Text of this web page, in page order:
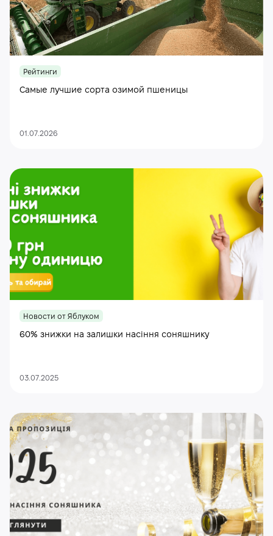
Рейтинги
Самые лучшие сорта озимой пшеницы
01.07.2026
Новости от Яблуком
60% знижки на залишки насіння соняшнику
03.07.2025